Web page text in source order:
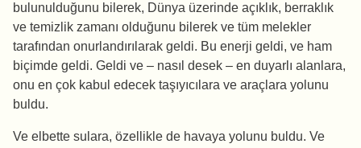
bulunulduğunu bilerek, Dünya üzerinde açıklık, berraklık
ve temizlik zamanı olduğunu bilerek ve tüm melekler
tarafından onurlandırılarak geldi. Bu enerji geldi, ve ham
biçimde geldi. Geldi ve – nasıl desek – en duyarlı alanlara,
onu en çok kabul edecek taşıyıcılara ve araçlara yolunu
buldu.
Ve elbette sulara, özellikle de havaya yolunu buldu. Ve